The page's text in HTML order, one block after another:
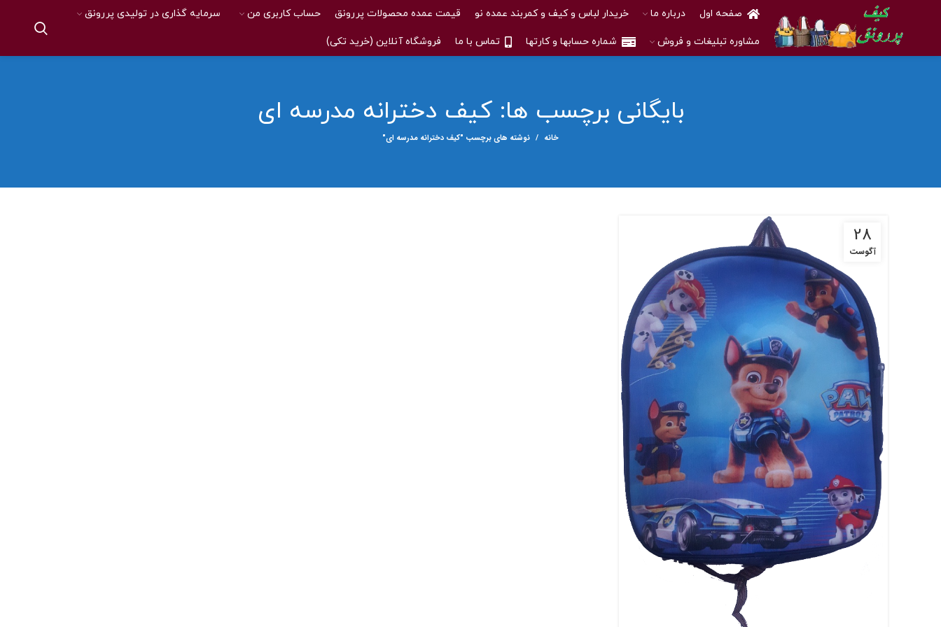
صفحه اول درباره ما خریدار لباس و کیف و کمربند عمده نو قیمت عمده محصولات پررونق حساب کاربری من سرمایه گذاری در تولیدی پررونق
مشاوره تبلیغات و فروش شماره حسابها و کارتها تماس با ما فروشگاه آنلاین (خرید تکی)
بایگانی برچسب ها: کیف دخترانه مدرسه ای
خانه نوشته های برچسب "کیف دخترانه مدرسه ای"
28
آگوست